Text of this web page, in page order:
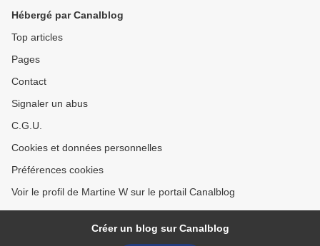
Hébergé par Canalblog
Top articles
Pages
Contact
Signaler un abus
C.G.U.
Cookies et données personnelles
Préférences cookies
Voir le profil de Martine W sur le portail Canalblog
Créer un blog sur Canalblog